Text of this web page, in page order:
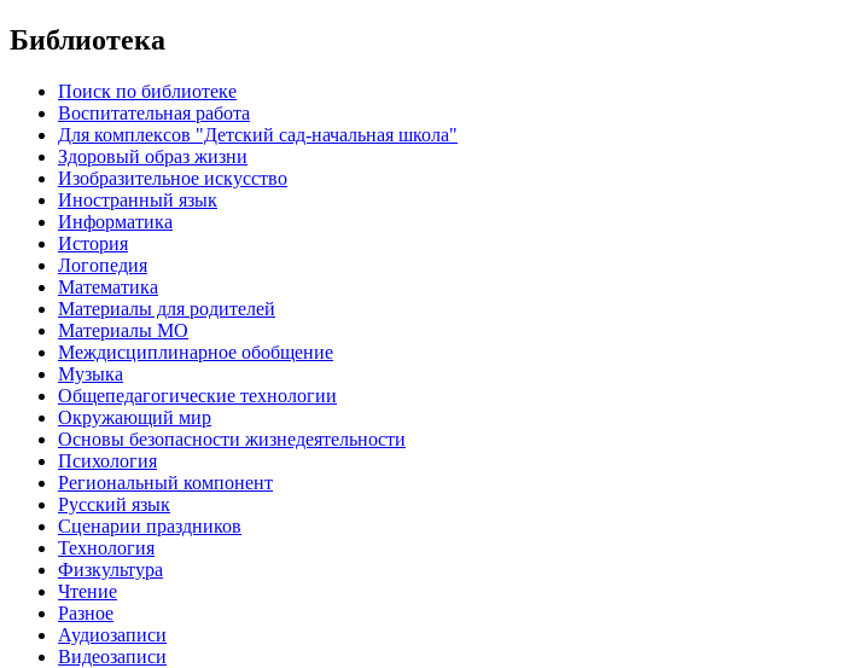
Библиотека
Поиск по библиотеке
Воспитательная работа
Для комплексов "Детский сад-начальная школа"
Здоровый образ жизни
Изобразительное искусство
Иностранный язык
Информатика
История
Логопедия
Математика
Материалы для родителей
Материалы МО
Междисциплинарное обобщение
Музыка
Общепедагогические технологии
Окружающий мир
Основы безопасности жизнедеятельности
Психология
Региональный компонент
Русский язык
Сценарии праздников
Технология
Физкультура
Чтение
Разное
Аудиозаписи
Видеозаписи